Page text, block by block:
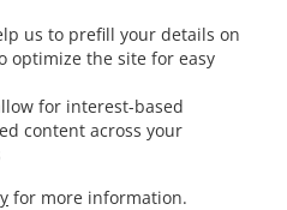
us to prefill your details on
optimize the site for easy
for interest-based
content across your
for more information.
. 在中華 送餐服務 Sungai Buloh Taman Industri
.
在中華 送餐服務 Batu Caves Sri Utara
Wahyu
在中華 送餐服務 Batu Caves
. 在中華 送餐服務 Batu Caves Taman Koperasi
Koperasi Polis Fasa Ii
華 送餐服務 Batu Caves Taman Melewar